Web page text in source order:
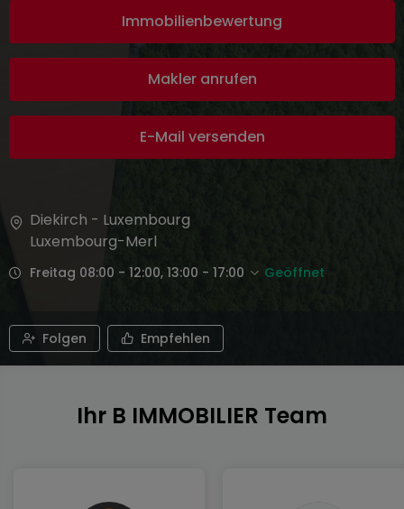
Immobilienbewertung
Makler anrufen
E-Mail versenden
Diekirch - Luxembourg
Luxembourg-Merl
Freitag 08:00 - 12:00, 13:00 - 17:00 Geöffnet
Folgen Empfehlen
Ihr B IMMOBILIER Team